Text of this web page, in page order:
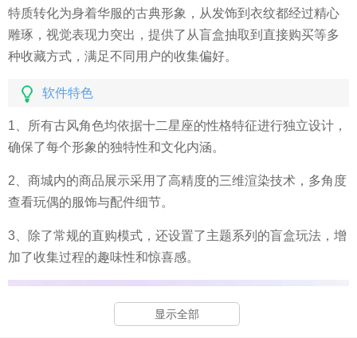
特质转化为身着华服的古典形象，从发饰到衣纹都经过精心
雕琢，视觉表现力突出，提供了从盲盒抽取到直接购买等多
种收藏方式，满足不同用户的收集偏好。
软件特色
1、所有古风角色均依据十二星座的性格特征进行独立设计，
确保了每个形象的独特性和文化内涵。
2、商城内的商品展示采用了高精度的三维渲染技术，多角度
查看玩偶的服饰与配件细节。
3、除了常规的直购模式，还设置了主题系列的盲盒玩法，增
加了收集过程的趣味性和惊喜感。
显示全部